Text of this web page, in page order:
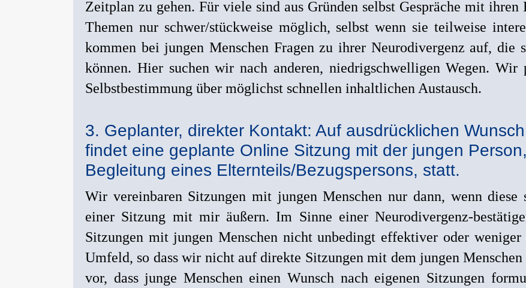
Zeitplan zu gehen. Für viele sind aus Gründen selbst Gespräche mit ihren
Themen nur schwer/stückweise möglich, selbst wenn sie teilweise
kommen bei jungen Menschen Fragen zu ihrer Neurodivergenz auf,
können. Hier suchen wir nach anderen, niedrigschwelligen Wegen.
Selbstbestimmung über möglichst schnellen inhaltlichen Austausch.
3. Geplanter, direkter Kontakt: Auf ausdrücklichen
findet eine geplante Online Sitzung mit der jungen
Begleitung eines Elternteils/Bezugspersons, statt.
Wir vereinbaren Sitzungen mit jungen Menschen nur dann, wenn diese
einer Sitzung mit mir äußern. Im Sinne einer Neurodivergenz-
Sitzungen mit jungen Menschen nicht unbedingt effektiver oder
Umfeld, so dass wir nicht auf direkte Sitzungen mit dem jungen
vor, dass junge Menschen einen Wunsch nach eigenen Sitzungen